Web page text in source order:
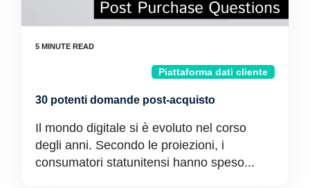
Piattaforma dati cliente
30 potenti domande post-acquisto
Il mondo digitale si è evoluto nel corso
degli anni. Secondo le proiezioni, i
consumatori statunitensi hanno speso...